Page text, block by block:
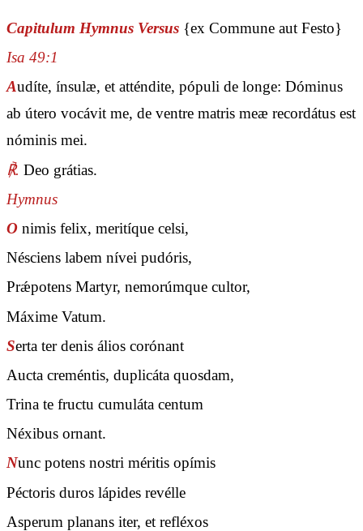
Capitulum Hymnus Versus {ex Commune aut Festo}
Isa 49:1
Audíte, ínsulæ, et atténdite, pópuli de longe: Dóminus
ab útero vocávit me, de ventre matris meæ recordátus est
nóminis mei.
℟. Deo grátias.
Hymnus
O nimis felix, meritíque celsi,
Nésciens labem nívei pudóris,
Prǽpotens Martyr, nemorúmque cultor,
Máxime Vatum.
Serta ter denis álios corónant
Aucta creméntis, duplicáta quosdam,
Trina te fructu cumuláta centum
Néxibus ornant.
Nunc potens nostri méritis opímis
Péctoris duros lápides revélle
Asperum planans iter, et refléxos